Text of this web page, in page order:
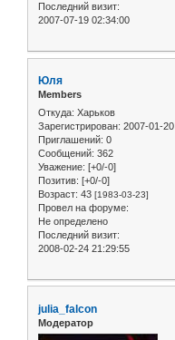
Последний визит:
2007-07-19 02:34:00
Юля
Members
Откуда: Харьков
Зарегистрирован: 2007-01-20
Приглашений: 0
Сообщений: 362
Уважение: [+0/-0]
Позитив: [+0/-0]
Возраст: 43 [1983-03-23]
Провел на форуме:
Не определено
Последний визит:
2008-02-24 21:29:55
julia_falcon
Модератор